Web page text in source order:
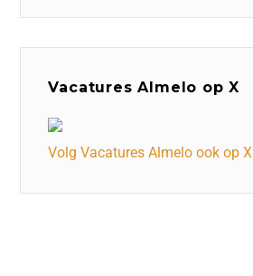
Vacatures Almelo op X
Volg Vacatures Almelo ook op X